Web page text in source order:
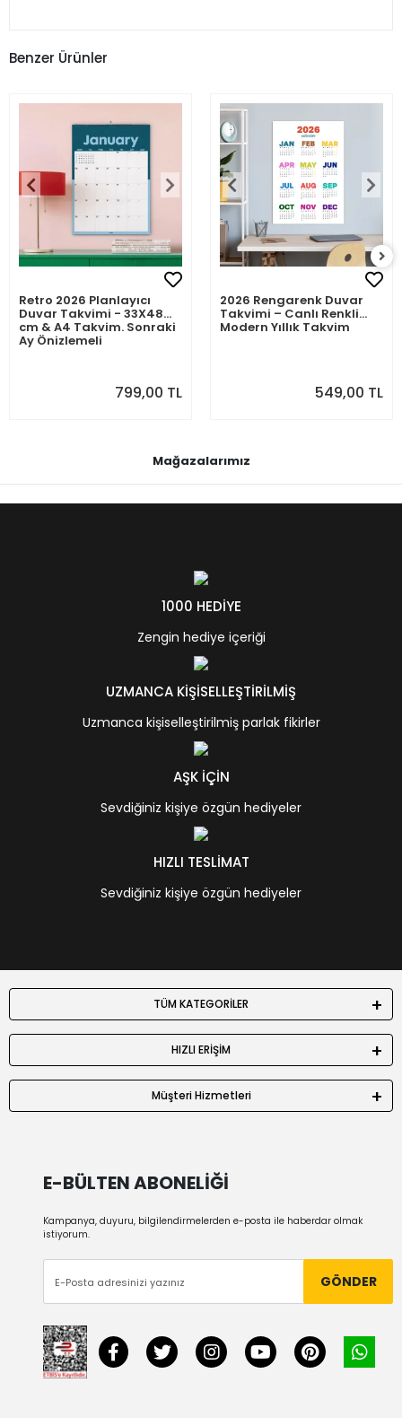
Benzer Ürünler
Retro 2026 Planlayıcı
Duvar Takvimi - 33X48
cm & A4 Takvim. Sonraki
Ay Önizlemeli
799,00 TL
2026 Rengarenk Duvar
Takvimi – Canlı Renkli
Modern Yıllık Takvim
549,00 TL
Mağazalarımız
1000 HEDİYE
Zengin hediye içeriği
UZMANCA KİŞİSELLEŞTİRİLMİŞ
Uzmanca kişiselleştirilmiş parlak fikirler
AŞK İÇİN
Sevdiğiniz kişiye özgün hediyeler
HIZLI TESLİMAT
Sevdiğiniz kişiye özgün hediyeler
TÜM KATEGORİLER
HIZLI ERİŞİM
Müşteri Hizmetleri
E-BÜLTEN ABONELİĞİ
Kampanya, duyuru, bilgilendirmelerden e-posta ile haberdar olmak
istiyorum.
GÖNDER